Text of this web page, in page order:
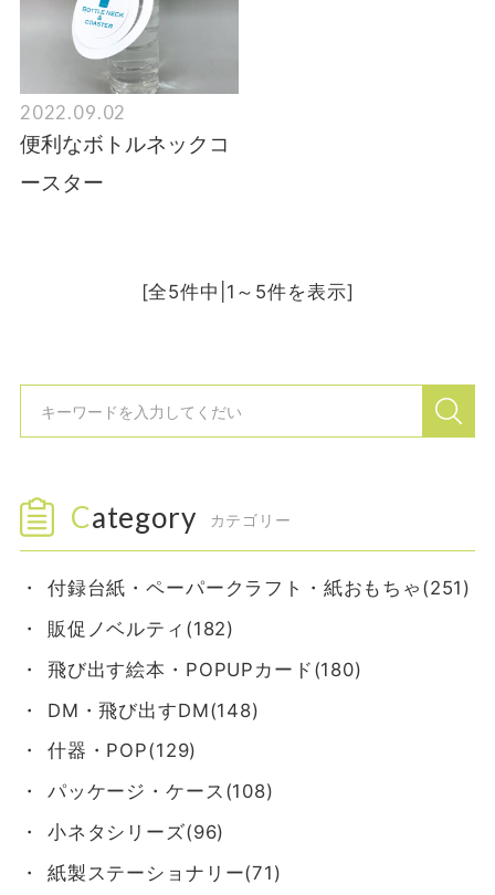
2022.09.02
便利なボトルネックコ
ースター
[全5件中|1～5件を表示]
Category カテゴリー
付録台紙・ペーパークラフト・紙おもちゃ(251)
販促ノベルティ(182)
飛び出す絵本・POPUPカード(180)
DM・飛び出すDM(148)
什器・POP(129)
パッケージ・ケース(108)
小ネタシリーズ(96)
紙製ステーショナリー(71)